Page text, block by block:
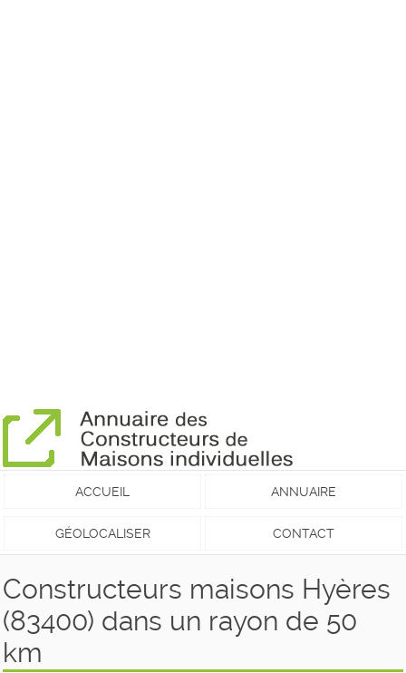
ACCUEIL ANNUAIRE
GÉOLOCALISER CONTACT
Constructeurs maisons Hyères
(83400) dans un rayon de 50
km